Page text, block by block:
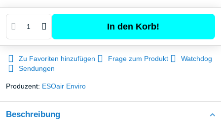
In den Korb!
Zu Favoriten hinzufügen Frage zum Produkt
Watchdog
Sendungen
Produzent: ESOair Enviro
Beschreibung